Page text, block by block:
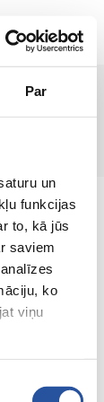
Par
un
funkcijas
to, kā jūs
saviem
ko
viņu
ET